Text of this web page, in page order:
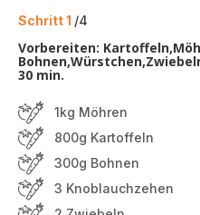
Schritt 1 /4
Vorbereiten:
30 min.
1kg Möhren
800g Kartoffeln
300g Bohnen
3 Knoblauchzehen